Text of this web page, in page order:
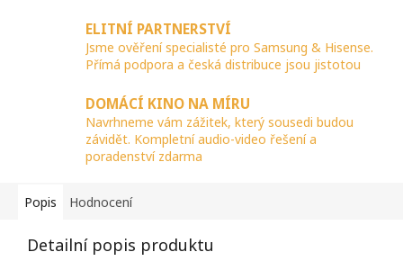
ELITNÍ PARTNERSTVÍ
Jsme ověření specialisté pro Samsung & Hisense.
Přímá podpora a česká distribuce jsou jistotou
DOMÁCÍ KINO NA MÍRU
Navrhneme vám zážitek, který sousedi budou
závidět. Kompletní audio-video řešení a
poradenství zdarma
Popis Hodnocení
Detailní popis produktu